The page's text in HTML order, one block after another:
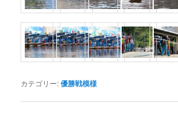
カテゴリー:優勝戦模様